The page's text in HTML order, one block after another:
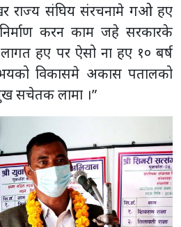
राज्य संघिय संरचनामे गओ हए
करन काम जहे सरकारके
हए पर ऐसो ना हए १० बर्ष
विकासमे अकास पतालको
सचेतक लामा ।”